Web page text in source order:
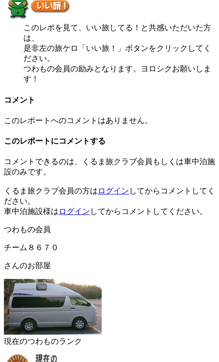
このレポを見て、いい旅してる！と共感いただいた方
は、
是非左の旅ケロ「いい旅！」ボタンをクリックしてく
ださい。
つわもの会員の励みとなります。ヨロシクお願いしま
す！
コメント
このレポートへのコメントはありません。
このレポートにコメントする
コメントできるのは、くるま旅クラブ会員もしくは車中泊施
設のみです。
くるま旅クラブ会員の方は ログイン してからコメントしてく
ださい。
車中泊施設様は ログイン してからコメントしてください。
つわもの会員
チーム８６７０
さんのお部屋
現在のつわものランク